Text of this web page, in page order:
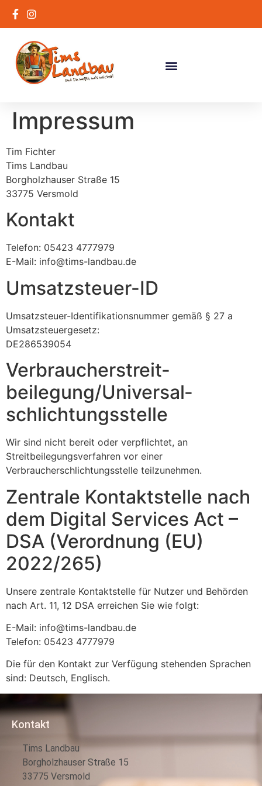
Impressum
Tim Fichter
Tims Landbau
Borgholzhauser Straße 15
33775 Versmold
Kontakt
Telefon: 05423 4777979
E-Mail: info@tims-landbau.de
Umsatzsteuer-ID
Umsatzsteuer-Identifikationsnummer gemäß § 27 a
Umsatzsteuergesetz:
DE286539054
Verbraucher­streit­
beilegung/Universal­
schlichtungs­stelle
Wir sind nicht bereit oder verpflichtet, an
Streitbeilegungsverfahren vor einer
Verbraucherschlichtungsstelle teilzunehmen.
Zentrale Kontaktstelle nach
dem Digital Services Act –
DSA (Verordnung (EU)
2022/265)
Unsere zentrale Kontaktstelle für Nutzer und Behörden
nach Art. 11, 12 DSA erreichen Sie wie folgt:
E-Mail: info@tims-landbau.de
Telefon: 05423 4777979
Die für den Kontakt zur Verfügung stehenden Sprachen
sind: Deutsch, Englisch.
Kontakt
Tims Landbau
Borgholzhauser Straße 15
33775 Versmold